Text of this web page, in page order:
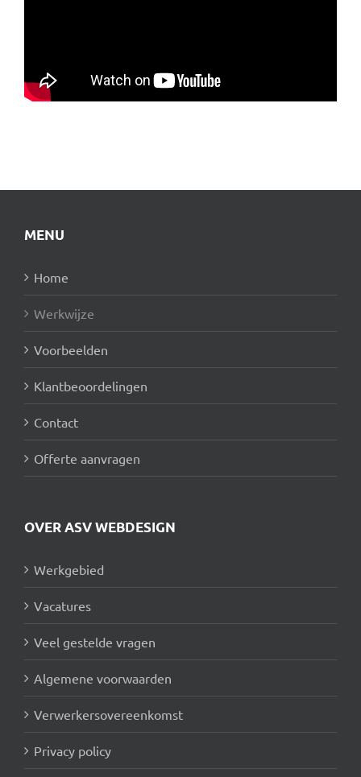
MENU
Home
Werkwijze
Voorbeelden
Klantbeoordelingen
Contact
Offerte aanvragen
OVER ASV WEBDESIGN
Werkgebied
Vacatures
Veel gestelde vragen
Algemene voorwaarden
Verwerkersovereenkomst
Privacy policy